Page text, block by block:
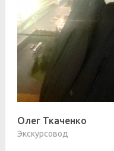
Олег Ткаченко
Экскурсовод